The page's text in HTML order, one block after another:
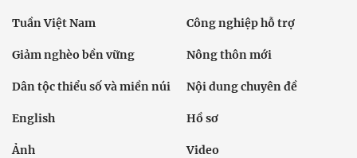
Tuần Việt Nam Công nghiệp hỗ trợ
Giảm nghèo bền vững Nông thôn mới
Dân tộc thiểu số và miền núi Nội dung chuyên đề
English Hồ sơ
Ảnh Video